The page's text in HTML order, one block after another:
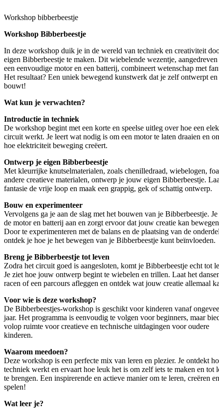
Workshop bibberbeestje
Workshop Bibberbeestje
In deze workshop duik je in de wereld van techniek en creativiteit
eigen Bibberbeestje te maken. Dit wiebelende wezentje,
een eenvoudige motor en een batterij, combineert wetenschap met
Het resultaat? Een uniek bewegend kunstwerk dat je zelf ontwerpt en
bouwt!
Wat kun je verwachten?
Introductie in techniek
De workshop begint met een korte en speelse uitleg over hoe een
circuit werkt. Je leert wat nodig is om een motor te laten draaien en
hoe elektriciteit beweging creëert.
Ontwerp je eigen Bibberbeestje
Met kleurrijke knutselmaterialen, zoals chenilledraad, wiebelogen,
andere creatieve materialen, ontwerp je jouw eigen Bibberbeestje.
fantasie de vrije loop en maak een grappig, gek of schattig ontwerp.
Bouw en experimenteer
Vervolgens ga je aan de slag met het bouwen van je Bibberbeestje.
de motor en batterij aan en zorgt ervoor dat jouw creatie kan
Door te experimenteren met de balans en de plaatsing van de
ontdek je hoe je het bewegen van je Bibberbeestje kunt beïnvloeden.
Breng je Bibberbeestje tot leven
Zodra het circuit goed is aangesloten, komt je Bibberbeestje echt tot
Je ziet hoe jouw ontwerp begint te wiebelen en trillen. Laat het
racen of een parcours afleggen en ontdek wat jouw creatie allemaal
Voor wie is deze workshop?
De Bibberbeestjes-workshop is geschikt voor kinderen vanaf
jaar. Het programma is eenvoudig te volgen voor beginners, maar
volop ruimte voor creatieve en technische uitdagingen voor oudere
kinderen.
Waarom meedoen?
Deze workshop is een perfecte mix van leren en plezier. Je ontdekt
techniek werkt en ervaart hoe leuk het is om zelf iets te maken en tot
te brengen. Een inspirerende en actieve manier om te leren, creëren en
spelen!
Wat leer je?